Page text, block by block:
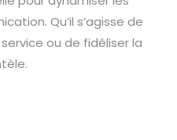
Qu’il s’agisse de
ou de fidéliser la